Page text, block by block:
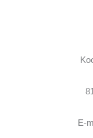
E-